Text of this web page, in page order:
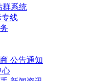
群系统
专线
公告通知
心